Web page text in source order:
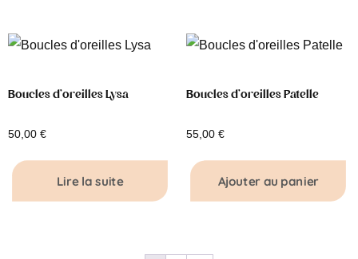
Boucles d’oreilles Lysa
50,00 €
Lire la suite
Boucles d’oreilles Patelle
55,00 €
Ajouter au panier